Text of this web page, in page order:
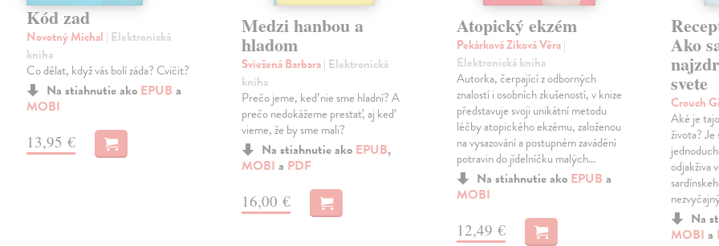
Kód zad
Novotný Michal | Elektronická
kniha
Co dělat, když vás bolí záda? Cvičit?
Na stiahnutie ako EPUB a
MOBI
13,95 €
Medzi hanbou a
hladom
Sviežená Barbara| Elektronická
kniha
Prečo jeme, keď nie sme hladní? A
prečo nedokážeme prestať, aj keď
vieme, že by sme mali?
Na stiahnutie ako EPUB,
MOBI a PDF
16,00 €
Atopický ekzém
Pekárková Zíková Věra|
Elektronická kniha
Autorka, čerpající z odborných
znalostí i osobních zkušeností, v knize
představuje svoji unikátní metodu
léčby atopického ekzému, založenou
na vysazování a postupném zavádění
potravin do jídelníčku malých…
Na stiahnutie ako EPUB a
MOBI
12,49 €
Ako
svete
Crouch
Aké je
života?
odjakživa
Na
MOBI a